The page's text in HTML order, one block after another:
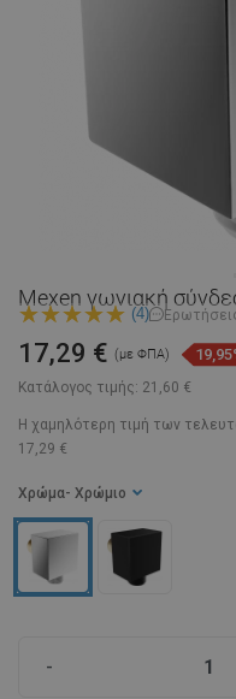
Mexen γωνιακή
(4)
Κατάλογος τιμής: 21,60 €
17,29 € (με ΦΠΑ)
Η χαμηλότερη τιμή των
17,29 €
Χρώμα - Χρώμιο
-